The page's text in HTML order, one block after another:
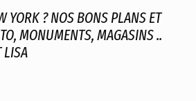
YORK ? NOS BONS PLANS ET
MONUMENTS, MAGASINS ..